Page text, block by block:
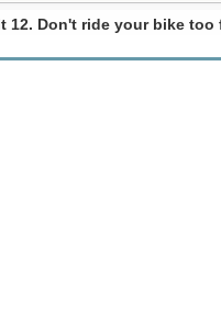
12. Don't ride your bike too